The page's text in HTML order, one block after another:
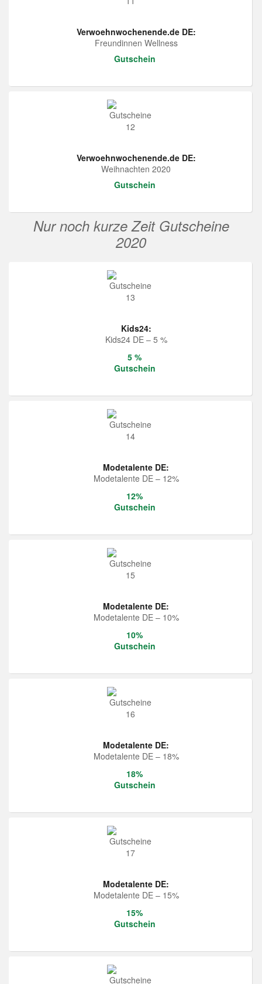
Verwoehnwochenende.de DE:
Freundinnen Wellness
Gutschein
Verwoehnwochenende.de DE:
Weihnachten 2020
Gutschein
Nur noch kurze Zeit Gutscheine
2020
Kids24:
Kids24 DE – 5 %
5 %
Gutschein
Modetalente DE:
Modetalente DE – 12%
12%
Gutschein
Modetalente DE:
Modetalente DE – 10%
10%
Gutschein
Modetalente DE:
Modetalente DE – 18%
18%
Gutschein
Modetalente DE:
Modetalente DE – 15%
15%
Gutschein